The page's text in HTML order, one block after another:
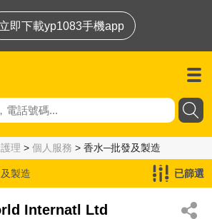
立即下載yp1083手機app
理 > 個人服務 > 香水─批發及製造
製造 已篩選
Internatl Ltd